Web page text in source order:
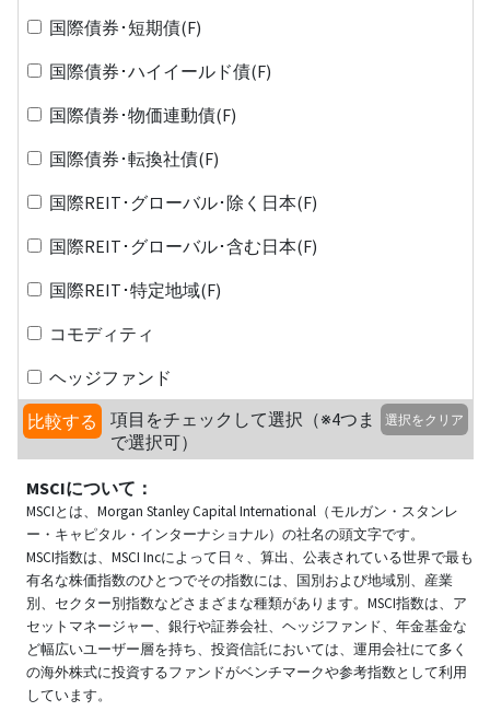
国際債券･短期債(F)
国際債券･ハイイールド債(F)
国際債券･物価連動債(F)
国際債券･転換社債(F)
国際REIT･グローバル･除く日本(F)
国際REIT･グローバル･含む日本(F)
国際REIT･特定地域(F)
コモディティ
ヘッジファンド
比較する
項目をチェックして選択（※4つま
で選択可）
選択をクリア
MSCIについて：
MSCIとは、Morgan Stanley Capital International（モルガン・スタンレ
ー・キャピタル・インターナショナル）の社名の頭文字です。
MSCI指数は、MSCI Incによって日々、算出、公表されている世界で最も
有名な株価指数のひとつでその指数には、国別および地域別、産業
別、セクター別指数などさまざまな種類があります。MSCI指数は、ア
セットマネージャー、銀行や証券会社、ヘッジファンド、年金基金な
ど幅広いユーザー層を持ち、投資信託においては、運用会社にて多く
の海外株式に投資するファンドがベンチマークや参考指数として利用
しています。